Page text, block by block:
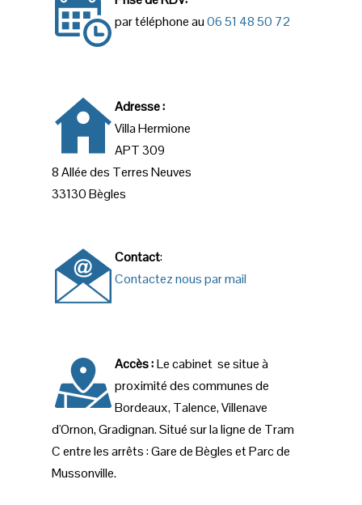
par téléphone au06 51 48 50 72
Adresse :
Villa Hermione
APT 309
8 Allée des Terres Neuves
33130 Bègles
Contact:
Contactez nous par mail
Accès :Le cabinet se situe à
proximité des communes de
Bordeaux, Talence, Villenave
d'Ornon, Gradignan. Situé sur la ligne de Tram
C entre les arrêts : Gare de Bègles et Parc de
Mussonville.